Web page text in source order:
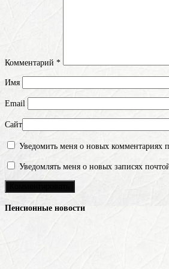
Комментарий *
Имя
Email
Сайт
Уведомить меня о новых комментариях
Уведомлять меня о новых записях
Пенсионные новости